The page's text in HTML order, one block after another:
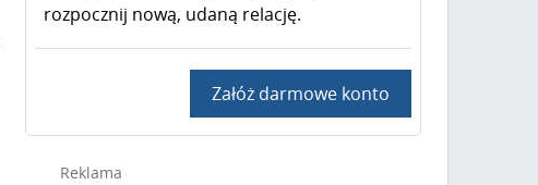
rozpocznij nową, udaną relację.
Załóż darmowe konto
Reklama